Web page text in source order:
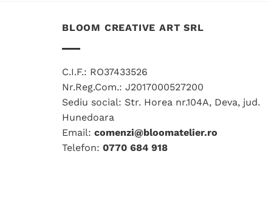
BLOOM CREATIVE ART SRL
C.I.F.: RO37433526
Nr.Reg.Com.: J2017000527200
Sediu social: Str. Horea nr.104A, Deva, jud.
Hunedoara
Email: comenzi@bloomatelier.ro
Telefon: 0770 684 918